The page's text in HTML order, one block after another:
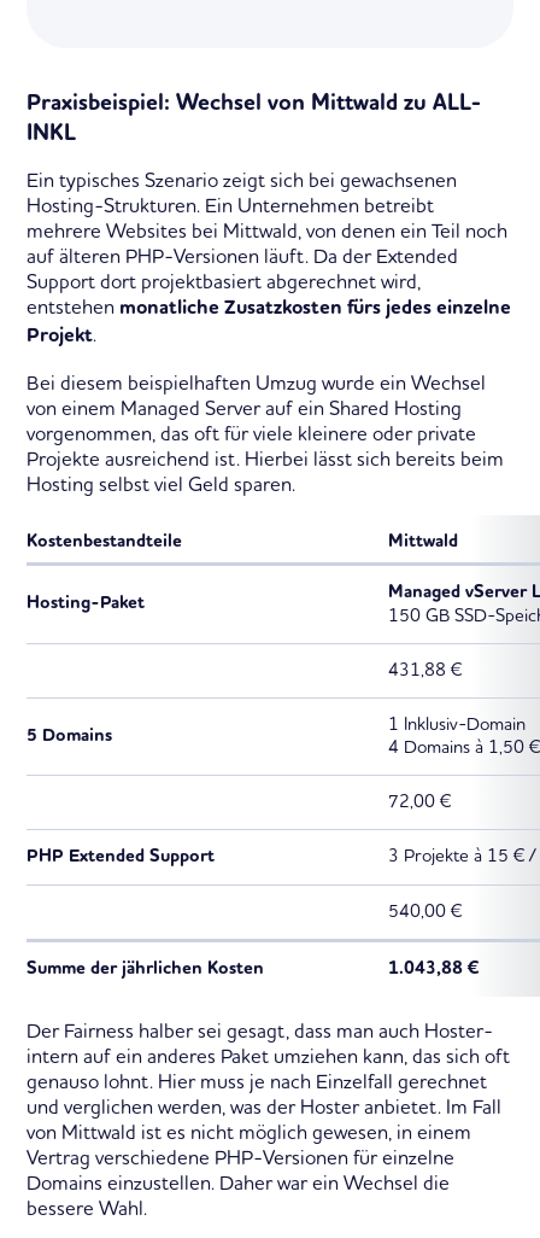
Praxisbeispiel: Wechsel von Mittwald zu ALL-
INKL
Ein typisches Szenario zeigt sich bei gewachsenen
Hosting-Strukturen. Ein Unternehmen betreibt
mehrere Websites bei Mittwald, von denen ein Teil noch
auf älteren PHP-Versionen läuft. Da der Extended
Support dort projektbasiert abgerechnet wird,
entstehen monatliche Zusatzkosten fürs jedes einzelne
Projekt.
Bei diesem beispielhaften Umzug wurde ein Wechsel
von einem Managed Server auf ein Shared Hosting
vorgenommen, das oft für viele kleinere oder private
Projekte ausreichend ist. Hierbei lässt sich bereits beim
Hosting selbst viel Geld sparen.
Kostenbestandteile Mittwald
Hosting-Paket Managed vServer
150 GB SSD-
431,88 €
5 Domains
1 Inklusiv-Domain
4 Domains à 1,50
72,00 €
PHP Extended Support 3 Projekte à 15 € /
540,00 €
Summe der jährlichen Kosten 1.043,88 €
Der Fairness halber sei gesagt, dass man auch Hoster-
intern auf ein anderes Paket umziehen kann, das sich oft
genauso lohnt. Hier muss je nach Einzelfall gerechnet
und verglichen werden, was der Hoster anbietet. Im Fall
von Mittwald ist es nicht möglich gewesen, in einem
Vertrag verschiedene PHP-Versionen für einzelne
Domains einzustellen. Daher war ein Wechsel die
bessere Wahl.